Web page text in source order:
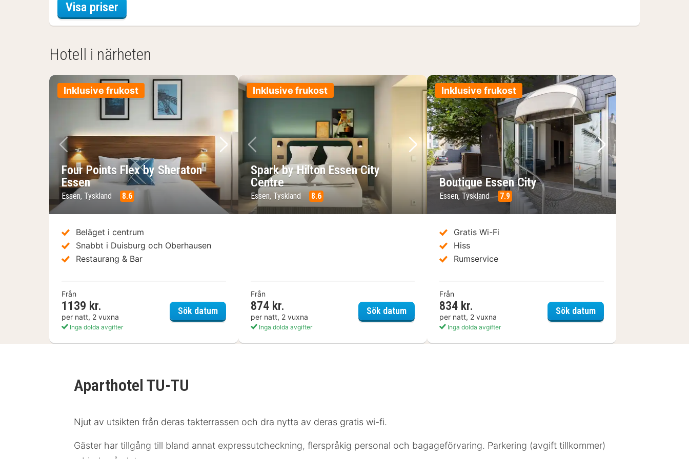
Visa priser
Hotell i närheten
Inklusive frukost
Föregående bild
Nästa bild
Four Points Flex by Sheraton
Essen
Essen, Tyskland 8.6
Beläget i centrum
Snabbt i Duisburg och Oberhausen
Restaurang & Bar
Från
1139 kr.
per natt, 2 vuxna
Inga dolda avgifter
Sök datumFour Points Flex by Sheraton Essen
Inklusive frukost
Föregående bild
Nästa bild
Spark by Hilton Essen City
Centre
Essen, Tyskland 8.6
Från
874 kr.
per natt, 2 vuxna
Inga dolda avgifter
Sök datumSpark by Hilton Essen City Centre
Inklusive frukost
Föregående bild
Nästa bild
Boutique Essen City
Essen, Tyskland 7.9
Gratis Wi-Fi
Hiss
Rumservice
Från
834 kr.
per natt, 2 vuxna
Inga dolda avgifter
Sök datumBoutique Essen City
Aparthotel TU-TU
Njut av utsikten från deras takterrassen och dra nytta av deras gratis wi-fi.
Gäster har tillgång till bland annat expressutcheckning, flerspråkig personal och bagageförvaring. Parkering (avgift tillkommer)